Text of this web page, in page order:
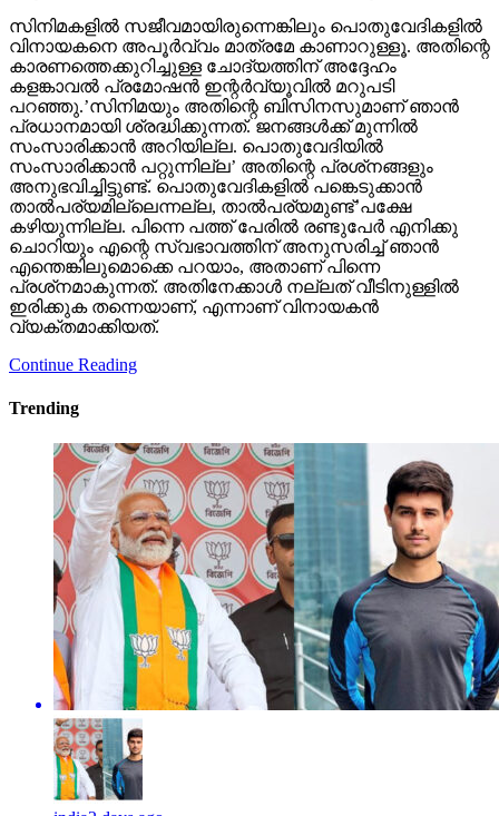
സിനിമകളില്‍ സജീവമായിരുന്നെങ്കിലും പൊതുവേദികളില്‍
വിനായകനെ അപൂര്‍വ്വം മാത്രമേ കാണാറുള്ളൂ. അതിന്റെ
കാരണത്തെക്കുറിച്ചുള്ള ചോദ്യത്തിന് അദ്ദേഹം
കളങ്കാവല്‍ പ്രമോഷന്‍ ഇന്റര്‍വ്യൂവില്‍ മറുപടി
പറഞ്ഞു.’സിനിമയും അതിന്റെ ബിസിനസുമാണ് ഞാന്‍
പ്രധാനമായി ശ്രദ്ധിക്കുന്നത്. ജനങ്ങള്‍ക്ക് മുന്നില്‍
സംസാരിക്കാന്‍ അറിയില്ല. പൊതുവേദിയില്‍
സംസാരിക്കാന്‍ പറ്റുന്നില്ല’ അതിന്റെ പ്രശ്‌നങ്ങളും
അനുഭവിച്ചിട്ടുണ്ട്. പൊതുവേദികളില്‍ പങ്കെടുക്കാന്‍
താല്‍പര്യമില്ലെന്നല്ല, താല്‍പര്യമുണ്ട്’പക്ഷേ
കഴിയുന്നില്ല. പിന്നെ പത്ത് പേരില്‍ രണ്ടുപേര്‍ എനിക്കു
ചൊറിയും എന്റെ സ്വഭാവത്തിന് അനുസരിച്ച് ഞാന്‍
എന്തെങ്കിലുമൊക്കെ പറയാം, അതാണ് പിന്നെ
പ്രശ്‌നമാകുന്നത്. അതിനേക്കാള്‍ നല്ലത് വീടിനുള്ളില്‍
ഇരിക്കുക തന്നെയാണ്, എന്നാണ് വിനായകന്‍
വ്യക്തമാക്കിയത്.
Continue Reading
Trending